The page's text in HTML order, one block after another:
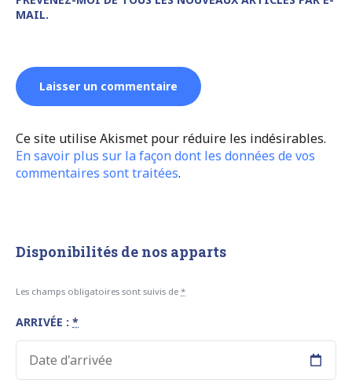
MAIL.
Ce site utilise Akismet pour réduire les indésirables.
En savoir plus sur la façon dont les données de vos
commentaires sont traitées.
Disponibilités de nos apparts
Les champs obligatoires sont suivis de *
ARRIVÉE : *